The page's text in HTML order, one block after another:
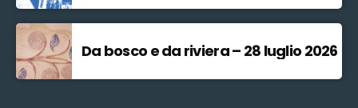
Da bosco e da riviera – 28 luglio 2026